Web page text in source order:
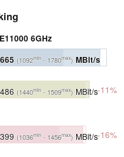
6GHz
(1092min - 1780max)MBit/s
(1440min - 1509max) MBit/s-11%
(1036min - 1456max) MBit/s-16%